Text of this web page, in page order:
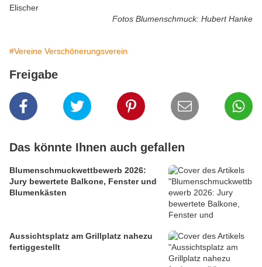
Elischer
Fotos Blumenschmuck: Hubert Hanke
#Vereine Verschönerungsverein
Freigabe
Das könnte Ihnen auch gefallen
Blumenschmuckwettbewerb 2026:
Jury bewertete Balkone, Fenster und
Blumenkästen
Aussichtsplatz am Grillplatz nahezu
fertiggestellt